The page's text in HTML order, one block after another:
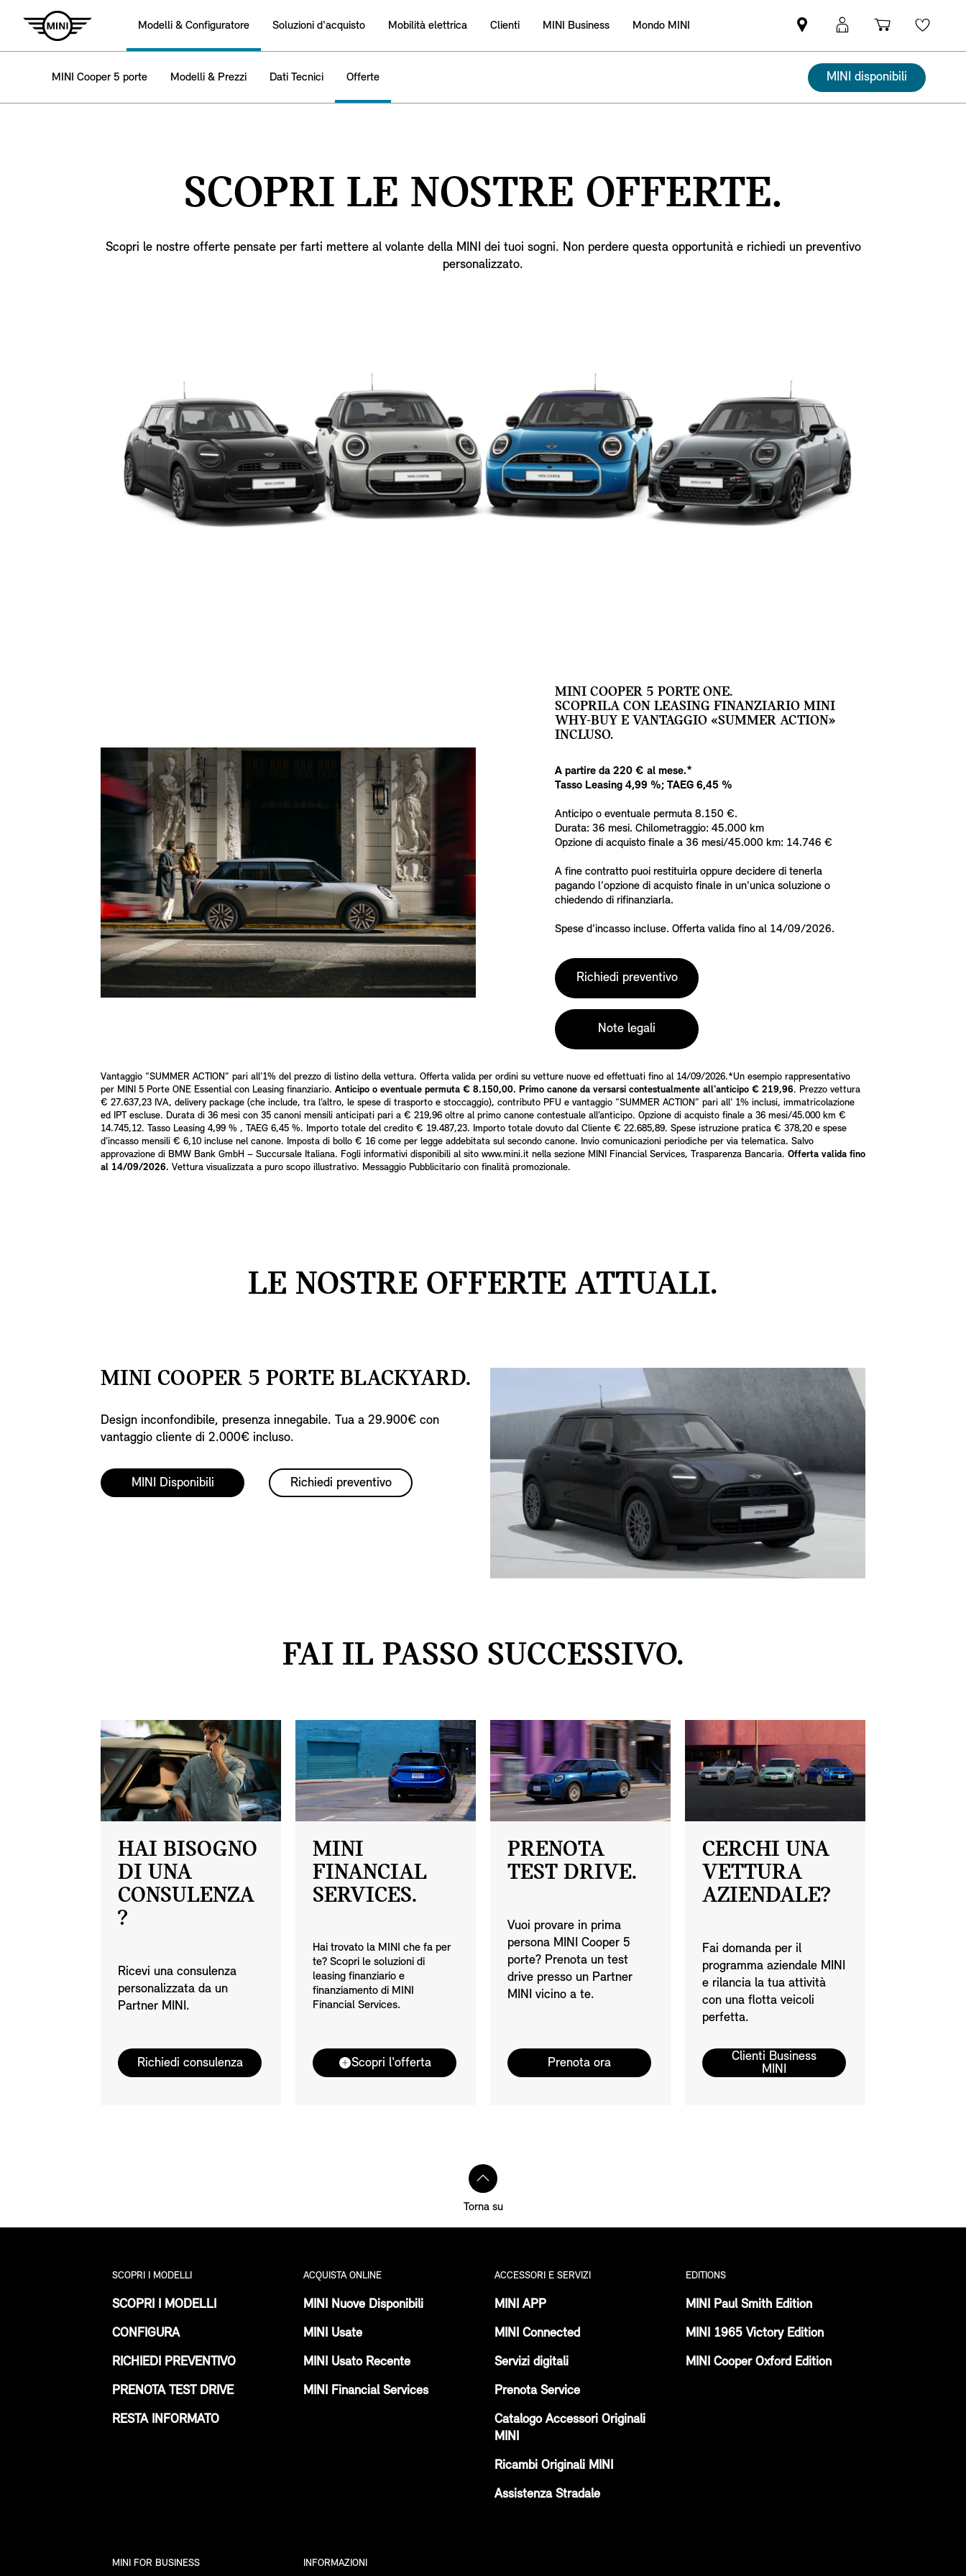
Modelli & Configuratore Soluzioni d'acquisto Mobilità elettrica Clienti MINI Business Mondo MINI
Trova
il
Partner
MINI
Login
MyMINI
Carrello
MINI Cooper 5 porte Modelli & Prezzi Dati Tecnici Offerte MINI disponibili
SCOPRI LE NOSTRE OFFERTE.
Scopri le nostre offerte pensate per farti mettere al volante della MINI dei tuoi sogni. Non perdere questa opportunità e richiedi un preventivo
personalizzato.
MINI COOPER 5 PORTE ONE.
SCOPRILA CON LEASING FINANZIARIO MINI
WHY-BUY E VANTAGGIO «SUMMER ACTION»
INCLUSO.
A partire da 220 € al mese.*
Tasso Leasing 4,99 %; TAEG 6,45 %
Anticipo o eventuale permuta 8.150 €.
Durata: 36 mesi. Chilometraggio: 45.000 km
Opzione di acquisto finale a 36 mesi/45.000 km: 14.746 €
A fine contratto puoi restituirla oppure decidere di tenerla
pagando l'opzione di acquisto finale in un'unica soluzione o
chiedendo di rifinanziarla.
Spese d'incasso incluse. Offerta valida fino al 14/09/2026.
Richiedi preventivo
Note legali
Vantaggio “SUMMER ACTION” pari all'1% del prezzo di listino della vettura. Offerta valida per ordini su vetture nuove ed effettuati fino al 14/09/2026.*Un esempio rappresentativo
per MINI 5 Porte ONE Essential con Leasing finanziario. Anticipo o eventuale permuta € 8.150,00. Primo canone da versarsi contestualmente all'anticipo € 219,96. Prezzo vettura
€ 27.637,23 IVA, delivery package (che include, tra l’altro, le spese di trasporto e stoccaggio), contributo PFU e vantaggio “SUMMER ACTION” pari all' 1% inclusi, immatricolazione
ed IPT escluse. Durata di 36 mesi con 35 canoni mensili anticipati pari a € 219,96 oltre al primo canone contestuale all’anticipo. Opzione di acquisto finale a 36 mesi/45.000 km €
14.745,12. Tasso Leasing 4,99 % , TAEG 6,45 %. Importo totale del credito € 19.487,23. Importo totale dovuto dal Cliente € 22.685,89. Spese istruzione pratica € 378,20 e spese
d’incasso mensili € 6,10 incluse nel canone. Imposta di bollo € 16 come per legge addebitata sul secondo canone. Invio comunicazioni periodiche per via telematica. Salvo
approvazione di BMW Bank GmbH – Succursale Italiana. Fogli informativi disponibili al sito www.mini.it nella sezione MINI Financial Services, Trasparenza Bancaria. Offerta valida fino
al 14/09/2026. Vettura visualizzata a puro scopo illustrativo. Messaggio Pubblicitario con finalità promozionale.
LE NOSTRE OFFERTE ATTUALI.
MINI COOPER 5 PORTE BLACKYARD.
Design inconfondibile, presenza innegabile. Tua a 29.900€ con
vantaggio cliente di 2.000€ incluso.
MINI Disponibili Richiedi preventivo
FAI IL PASSO SUCCESSIVO.
HAI BISOGNO
DI UNA
CONSULENZA
?
Ricevi una consulenza
personalizzata da un
Partner MINI.
Richiedi consulenza
MINI
FINANCIAL
SERVICES.
Hai trovato la MINI che fa per
te? Scopri le soluzioni di
leasing finanziario e
finanziamento di MINI
Financial Services.
Scopri l'offerta
PRENOTA
TEST DRIVE.
Vuoi provare in prima
persona MINI Cooper 5
porte? Prenota un test
drive presso un Partner
MINI vicino a te.
Prenota ora
CERCHI UNA
VETTURA
AZIENDALE?
Fai domanda per il
programma aziendale MINI
e rilancia la tua attività
con una flotta veicoli
perfetta.
Clienti Business
MINI
Torna su
SCOPRI I MODELLI
SCOPRI I MODELLI
CONFIGURA
RICHIEDI PREVENTIVO
PRENOTA TEST DRIVE
RESTA INFORMATO
ACQUISTA ONLINE
MINI Nuove Disponibili
MINI Usate
MINI Usato Recente
MINI Financial Services
ACCESSORI E SERVIZI
MINI APP
MINI Connected
Servizi digitali
Prenota Service
Catalogo Accessori Originali
MINI
Ricambi Originali MINI
Assistenza Stradale
EDITIONS
MINI Paul Smith Edition
MINI 1965 Victory Edition
MINI Cooper Oxford Edition
MINI FOR BUSINESS INFORMAZIONI